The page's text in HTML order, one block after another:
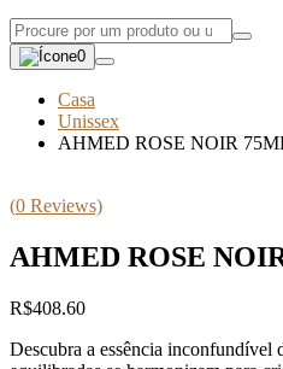
0
Casa
Unissex
AHMED ROSE NOIR
(0 Reviews)
AHMED ROSE
R$408.60
Descubra a essência inconfundível